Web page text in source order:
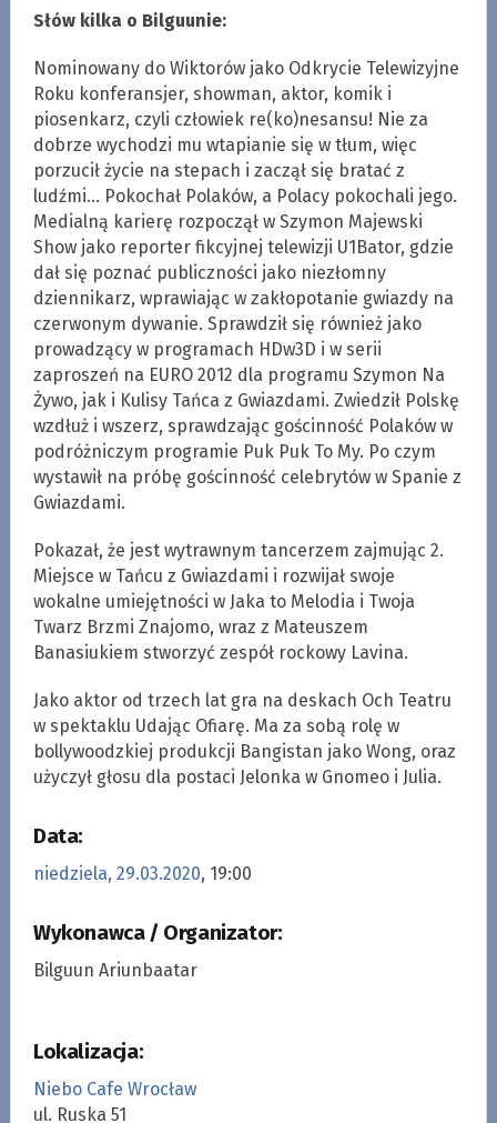
Słów kilka o Bilguunie:
Nominowany do Wiktorów jako Odkrycie Telewizyjne
Roku konferansjer, showman, aktor, komik i
piosenkarz, czyli człowiek re(ko)nesansu! Nie za
dobrze wychodzi mu wtapianie się w tłum, więc
porzucił życie na stepach i zaczął się bratać z
ludźmi… Pokochał Polaków, a Polacy pokochali jego.
Medialną karierę rozpoczął w Szymon Majewski
Show jako reporter fikcyjnej telewizji U1Bator, gdzie
dał się poznać publiczności jako niezłomny
dziennikarz, wprawiając w zakłopotanie gwiazdy na
czerwonym dywanie. Sprawdził się również jako
prowadzący w programach HDw3D i w serii
zaproszeń na EURO 2012 dla programu Szymon Na
Żywo, jak i Kulisy Tańca z Gwiazdami. Zwiedził Polskę
wzdłuż i wszerz, sprawdzając gościnność Polaków w
podróżniczym programie Puk Puk To My. Po czym
wystawił na próbę gościnność celebrytów w Spanie z
Gwiazdami.
Pokazał, że jest wytrawnym tancerzem zajmując 2.
Miejsce w Tańcu z Gwiazdami i rozwijał swoje
wokalne umiejętności w Jaka to Melodia i Twoja
Twarz Brzmi Znajomo, wraz z Mateuszem
Banasiukiem stworzyć zespół rockowy Lavina.
Jako aktor od trzech lat gra na deskach Och Teatru
w spektaklu Udając Ofiarę. Ma za sobą rolę w
bollywoodzkiej produkcji Bangistan jako Wong, oraz
użyczył głosu dla postaci Jelonka w Gnomeo i Julia.
Data:
niedziela, 29.03.2020, 19:00
Wykonawca / Organizator:
Bilguun Ariunbaatar
Lokalizacja:
Niebo Cafe Wrocław
ul. Ruska 51